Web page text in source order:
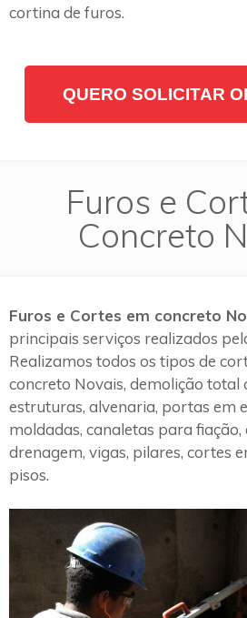
cortina de furos.
QUERO SOLICITAR
Furos e
Concreto
Furos e Cortes em concreto
principais serviços realizados
Realizamos todos os tipos de
concreto Novais, demolição total
estruturas, alvenaria, portas em
moldadas, canaletas para
drenagem, vigas, pilares, cortes
pisos.